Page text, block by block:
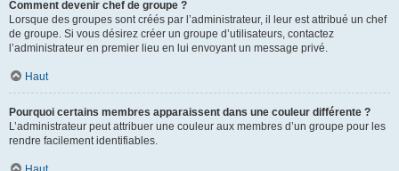
Comment devenir chef de groupe ?
Lorsque des groupes sont créés par l’administrateur, il leur est attribué un chef
de groupe. Si vous désirez créer un groupe d’utilisateurs, contactez
l’administrateur en premier lieu en lui envoyant un message privé.
Haut
Pourquoi certains membres apparaissent dans une couleur différente ?
L’administrateur peut attribuer une couleur aux membres d’un groupe pour les
rendre facilement identifiables.